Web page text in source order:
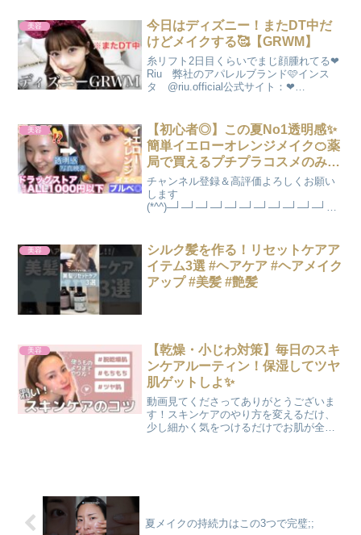
美容
今日はディズニー！またDT中だ
けどメイクする🥰【GRWM】
糸リフト2日目くらいでまじ顔腫れてる❤︎
Riu 弊社のアパレルブランド🩷インス
タ @riu.official公式サイト：❤︎
Quprié カラコン...
美容
【初心者◎】この夏No1透明感✨
簡単イエローオレンジメイク🍊薬
局で買えるプチプラコスメのみ！
ブルベ夏冬対応◎もちろんイエベ
の方にも！【徹底解説】【奥二
重】【現役高校生JK2】【ベイビ
チャンネル登録＆高評価よろしくお願い
します
(*^^)─┘─┘─┘─┘─┘─┘─┘─┘─┘─┘─┘─┘
─┘─┘─┘─┘─┘─┘─┘─┘─┘─┘─┘─┘公式
ライン インスタグラム
@annpeach_...
美容
シルク髪を作る！リセットケアア
イテム3選 #ヘアケア #ヘアメイク
アップ #美髪 #艶髪
美容
【乾燥・小じわ対策】毎日のスキ
ンケアルーティン！保湿してツヤ
肌ゲットしよ✨
動画見てくださってありがとうございま
す！スキンケアのやり方を変えるだけ、
少し細かく気をつけるだけでお肌が全然
夏メイクの持続力はこの3つで完璧;;